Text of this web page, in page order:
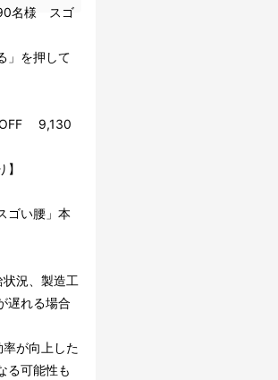
90名様 スゴ
」を押して
OFF 9,130
ゴい腰」本
況、製造工
遅れる場合
が向上した
る可能性も